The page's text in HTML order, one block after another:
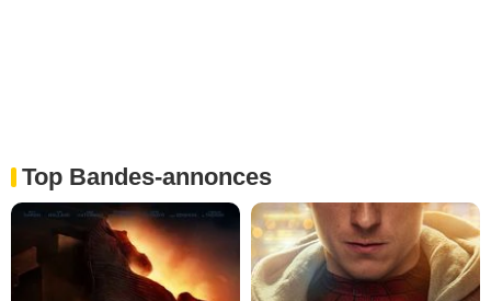
Top Bandes-annonces